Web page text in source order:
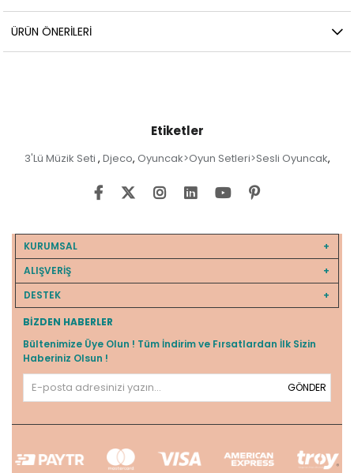
ÜRÜN ÖNERILERI
Etiketler
3'Lü Müzik Seti , Djeco, Oyuncak>Oyun Setleri>Sesli Oyuncak,
KURUMSAL
ALIŞVERİŞ
DESTEK
BIZDEN HABERLER
Bültenimize Üye Olun ! Tüm İndirim ve Fırsatlardan İlk Sizin
Haberiniz Olsun !
GÖNDER